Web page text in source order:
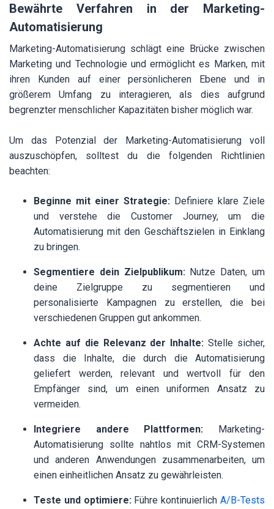
Bewährte Verfahren in der Marketing-
Automatisierung
Marketing-Automatisierung schlägt eine Brücke zwischen
Marketing und Technologie und ermöglicht es Marken, mit
ihren Kunden auf einer persönlicheren Ebene und in
größerem Umfang zu interagieren, als dies aufgrund
begrenzter menschlicher Kapazitäten bisher möglich war.
Um das Potenzial der Marketing-Automatisierung voll
auszuschöpfen, solltest du die folgenden Richtlinien
beachten:
Beginne mit einer Strategie: Definiere klare Ziele
und verstehe die Customer Journey, um die
Automatisierung mit den Geschäftszielen in Einklang
zu bringen.
Segmentiere dein Zielpublikum: Nutze Daten, um
deine Zielgruppe zu segmentieren und
personalisierte Kampagnen zu erstellen, die bei
verschiedenen Gruppen gut ankommen.
Achte auf die Relevanz der Inhalte:Stelle sicher,
dass die Inhalte, die durch die Automatisierung
geliefert werden, relevant und wertvoll für den
Empfänger sind, um einen uniformen Ansatz zu
vermeiden.
Integriere andere Plattformen: Marketing-
Automatisierung sollte nahtlos mit CRM-Systemen
und anderen Anwendungen zusammenarbeiten, um
einen einheitlichen Ansatz zu gewährleisten.
Teste und optimiere: Führe kontinuierlichA/B-Tests